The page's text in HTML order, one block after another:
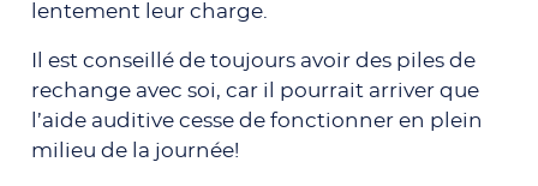
lentement leur charge.
Il est conseillé de toujours avoir des piles de
rechange avec soi, car il pourrait arriver que
l’aide auditive cesse de fonctionner en plein
milieu de la journée!